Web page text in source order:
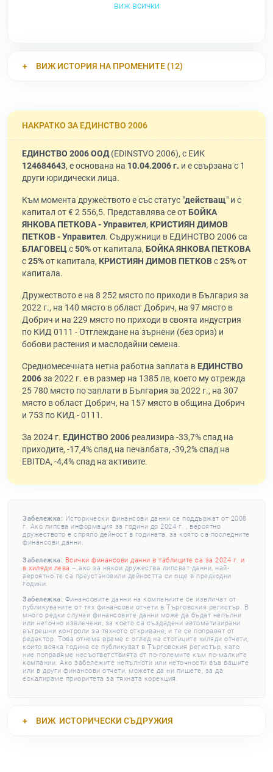
виж всички
ВИЖ ИСТОРИЯ НА ПРОМЕНИТЕ (12)
НАКРАТКО ЗА ЕДИНСТВО 2006
ЕДИНСТВО 2006 ООД(EDINSTVO 2006), с ЕИК
124684643, е основана на 10.04.2006 г. и е свързана с 1
други юридически лица.
Към момента дружеството е със статус "действащ" и с
капитал от € 2 556,5. Представлява се отБОЙКА
ЯНКОВА ПЕТКОВА - Управител, КРИСТИЯН ДИМОВ
ПЕТКОВ - Управител. Съдружници в ЕДИНСТВО 2006 са
БЛАГОВЕЦс50%от капитала, БОЙКА ЯНКОВА ПЕТКОВА
с25%от капитала, КРИСТИЯН ДИМОВ ПЕТКОВс25%от
капитала.
Дружеството е на 8 252 място по приходи в България за
2022 г., на 140 място в област Добрич, на 97 място в
Добрич и на 229 място по приходи в своята индустрия
по КИД 0111 - Отглеждане на зърнени (без ориз) и
бобови растения и маслодайни семена.
Средномесечната нетна работна заплата в ЕДИНСТВО
2006за 2022 г. е в размер на 1385 лв, което му отрежда
25 780 място по заплати в България за 2022 г., на 307
място в област Добрич, на 157 място в община Добрич
и 753 по КИД - 0111.
За 2024 г. ЕДИНСТВО 2006 реализира -33,7% спад на
приходите, -17,4% спад на печалбата, -39,2% спад на
EBITDA, -4,4% спад на активите.
Забележка: Исторически финансови данни се поддържат от 2008
г. Ако липсва информация за години до 2024 г. , вероятно
дружеството е спряло дейност в годината, за която са последните
финансови данни.
Забележка: Всички финансови данни в таблиците са за 2024 г. и
в хиляди лева – ако за някои дружества липсват данни, най-
вероятно те са преустановили дейността си още в предходни
години.
Забележка: Финансовите данни на компаниите се извличат от
публикуваните от тях финансови отчети в Търговския регистър. В
много редки случаи финансовите данни може да бъдат непълни
или неточно извлечени, за което са създадени автоматизирани
вътрешни контроли за тяхното откриване, и те се поправят от
редактор. Това отнема време с оглед на стотиците хиляди отчети,
които всяка година се публикуват в Търговския регистър, като
ние поправяме несъответствията от по-големите към по-малките
компании. Ако забележите непълноти или неточности във вашите
или в други финансови отчети, можете да ни пишете, за да
ескалираме приоритета за тяхната корекция.
ВИЖ ИСТОРИЧЕСКИ СЪДРУЖИЯ